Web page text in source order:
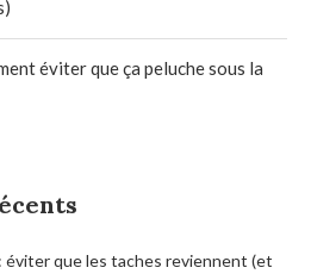
éviter que ça peluche sous la
éviter que les taches reviennent (et